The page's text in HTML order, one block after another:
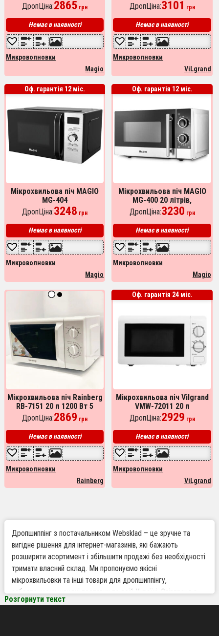
ДропЦіна:2865 грн
Немає в наявності
Микроволновки
Magio
ДропЦіна:3101 грн
Немає в наявності
Микроволновки
ViLgrand
Мікрохвильова піч MAGIO
MG-404
ДропЦіна:3248 грн
Немає в наявності
Микроволновки
Magio
Оф. гарантія 12 міс.
Мікрохвильова піч MAGIO
MG-400 20 літрів,
мікрохвильові печі з
функцією автоматичного
приготування
ДропЦіна:3230 грн
Немає в наявності
Микроволновки
Magio
Оф. гарантія 12 міс.
Мікрохвильова піч Rainberg
RB-7151 20 л 1200 Вт 5
рівнів потужності 8
режимів. Колір: білий
ДропЦіна:2869 грн
Немає в наявності
Микроволновки
Rainberg
Мікрохвильова піч Vilgrand
VMW-72011 20 л
ДропЦіна:2929 грн
Немає в наявності
Микроволновки
ViLgrand
Оф. гарантія 24 міс.
Дропшиппінг з постачальником Websklad – це зручне та
вигідне рішення для інтернет-магазинів, які бажають
розширити асортимент і збільшити продажі без необхідності
тримати власний склад. Ми пропонуємо якісні
мікрохвильовки та інші товари для дропшиппінгу,
забезпечуючи швидкі поставки по всій Україні. Співпраця з
Websklad відкриває нові можливості для роботи за
Розгорнути текст